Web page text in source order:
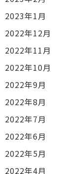
2023年1月
2022年12月
2022年11月
2022年10月
2022年9月
2022年8月
2022年7月
2022年6月
2022年5月
2022年4月